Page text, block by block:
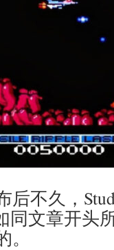
后不久，
同文章开头